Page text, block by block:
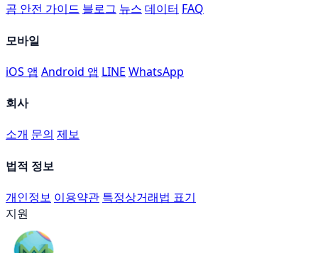
곰 안전 가이드 블로그 뉴스 데이터 FAQ
모바일
iOS 앱 Android 앱 LINE WhatsApp
회사
소개 문의 제보
법적 정보
개인정보 이용약관 특정상거래법 표기
지원